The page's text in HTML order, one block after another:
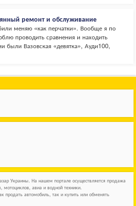
ремонт и обслуживание
меняю «как перчатки». Вообще я по
проводить сравнения и находить
были Вазовская «девятка», Ауди100,
Украины. На нашем портале осуществляется продажа
мотоциклов, авиа и водной техники.
автомобиль, так и купить или обменять